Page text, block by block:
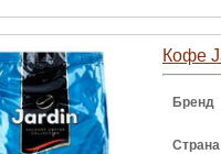
Кофе
Бренд